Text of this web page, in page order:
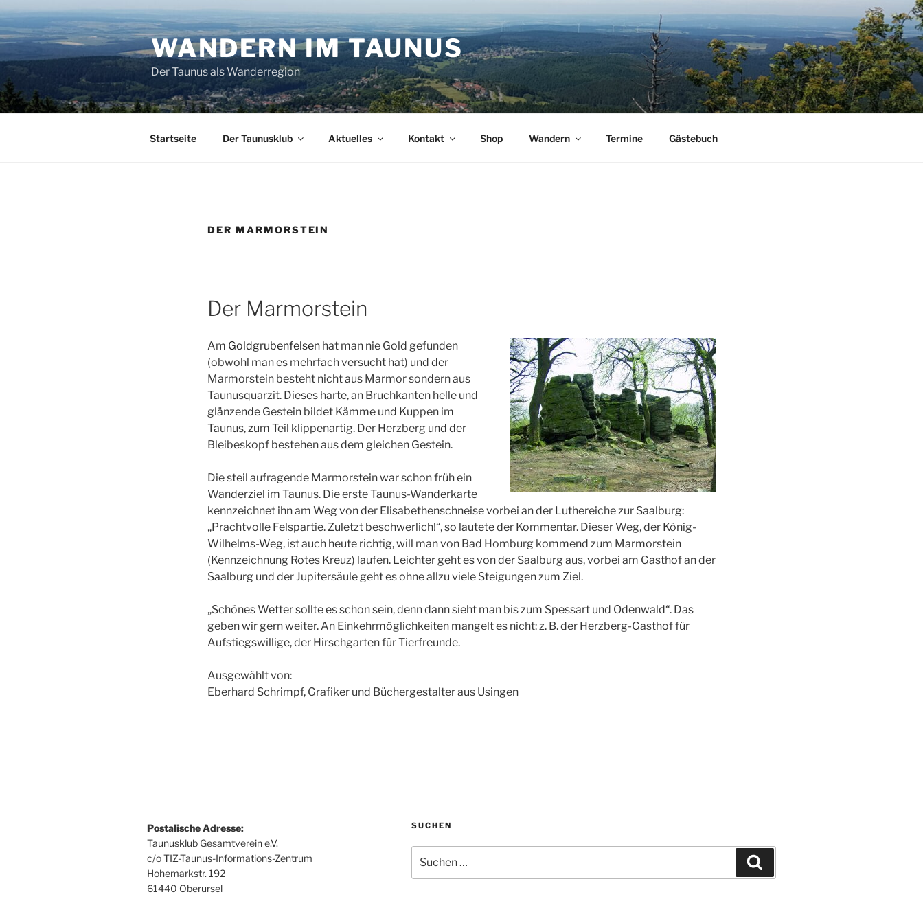
Zum
Inhalt
springen
WANDERN IM TAUNUS
Der Taunus als Wanderregion
Startseite Der Taunusklub Aktuelles Kontakt Shop Wandern Termine Gästebuch
DER MARMORSTEIN
Der Marmorstein
Am Goldgrubenfelsen hat man nie Gold gefunden
(obwohl man es mehrfach versucht hat) und der
Marmorstein besteht nicht aus Marmor sondern aus
Taunusquarzit. Dieses harte, an Bruchkanten helle und
glänzende Gestein bildet Kämme und Kuppen im
Taunus, zum Teil klippenartig. Der Herzberg und der
Bleibeskopf bestehen aus dem gleichen Gestein.
Die steil aufragende Marmorstein war schon früh ein
Wanderziel im Taunus. Die erste Taunus-Wanderkarte
kennzeichnet ihn am Weg von der Elisabethenschneise vorbei an der Luthereiche zur Saalburg:
„Prachtvolle Felspartie. Zuletzt beschwerlich!“, so lautete der Kommentar. Dieser Weg, der König-
Wilhelms-Weg, ist auch heute richtig, will man von Bad Homburg kommend zum Marmorstein
(Kennzeichnung Rotes Kreuz) laufen. Leichter geht es von der Saalburg aus, vorbei am Gasthof an der
Saalburg und der Jupitersäule geht es ohne allzu viele Steigungen zum Ziel.
„Schönes Wetter sollte es schon sein, denn dann sieht man bis zum Spessart und Odenwald“. Das
geben wir gern weiter. An Einkehrmöglichkeiten mangelt es nicht: z. B. der Herzberg-Gasthof für
Aufstiegswillige, der Hirschgarten für Tierfreunde.
Ausgewählt von:
Eberhard Schrimpf, Grafiker und Büchergestalter aus Usingen
Postalische Adresse:
Taunusklub Gesamtverein e.V.
c/o TIZ-Taunus-Informations-Zentrum
Hohemarkstr. 192
61440 Oberursel
SUCHEN
nach: